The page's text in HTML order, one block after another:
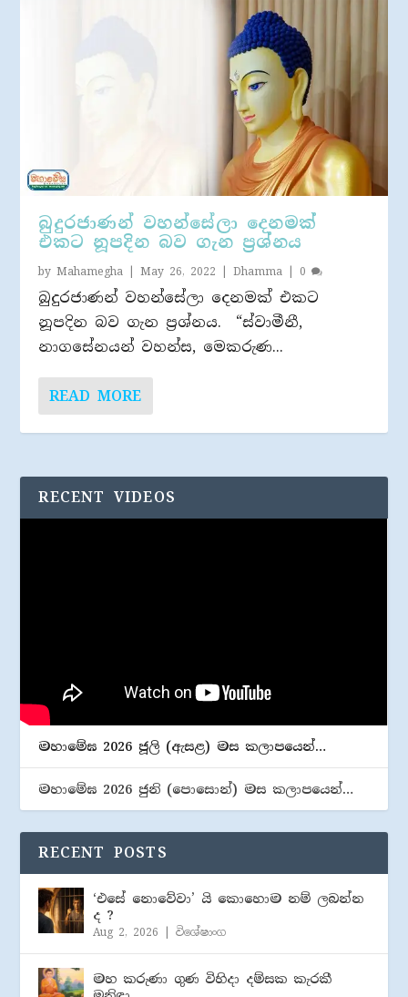
බුදුරජාණන් වහන්සේලා දෙනමක්
එකට නූපදින බව ගැන ප්‍රශ්නය
byMahamegha |May 26, 2022 |Dhamma 0
බුදුරජාණන් වහන්සේලා දෙනමක් එකට
නූපදින බව ගැන ප්‍රශ්නය. “ස්වාමීනී,
නාගසේනයන් වහන්ස, මෙකරුණ...
READ MORE
RECENT VIDEOS
මහාමේඝ 2026 ජූලි (​ඇසළ) මස කලාපයෙන්…
මහාමේඝ 2026 ජුනි (​පොසොන්) මස කලාපයෙන්…
RECENT POSTS
‘එසේ නොවේවා’ යි කොහොම නම් ලබන්න
ද ?
Aug 2, 2026 |විශේෂාංග
මහ කරුණා ගුණ විහිදා දම්සක කැරකී